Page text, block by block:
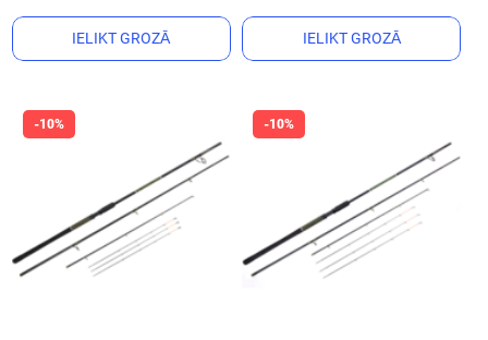
IELIKT GROZĀ IELIKT GROZĀ